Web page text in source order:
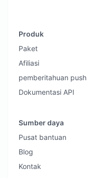
Produk
Paket
Afiliasi
pemberitahuan push
Dokumentasi API
Sumber daya
Pusat bantuan
Blog
Kontak